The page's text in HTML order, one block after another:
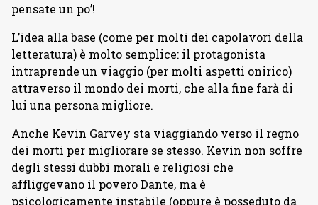
pensate un po’!
L’idea alla base (come per molti dei capolavori della
letteratura) è molto semplice: il protagonista
intraprende un viaggio (per molti aspetti onirico)
attraverso il mondo dei morti, che alla fine farà di
lui una persona migliore.
Anche Kevin Garvey sta viaggiando verso il regno
dei morti per migliorare se stesso. Kevin non soffre
degli stessi dubbi morali e religiosi che
affliggevano il povero Dante, ma è
psicologicamente instabile (oppure è posseduto da